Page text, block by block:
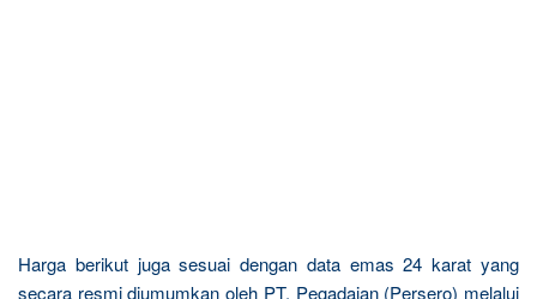
Harga berikut juga sesuai dengan data emas 24 karat yang
secara resmi diumumkan oleh PT. Pegadaian (Persero) melalui